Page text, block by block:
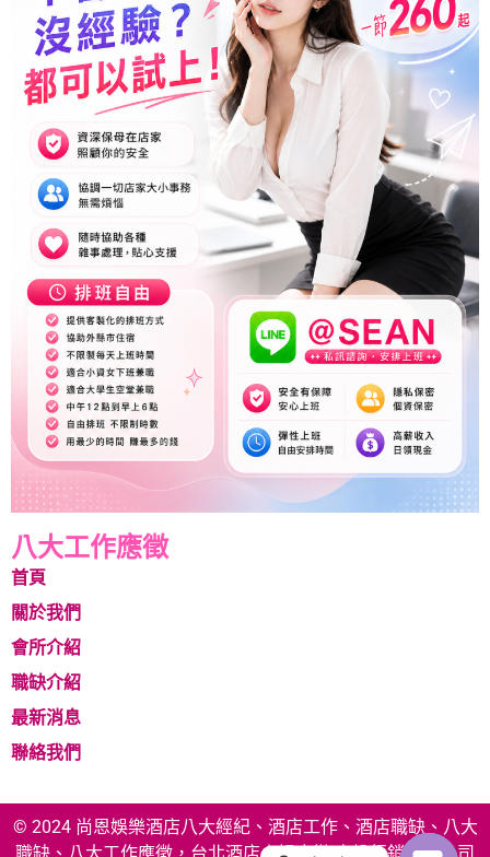
八大工作應徵
首頁
關於我們
會所介紹
職缺介紹
最新消息
聯絡我們
© 2024 尚恩娛樂酒店八大經紀、酒店工作、酒店職缺、八大